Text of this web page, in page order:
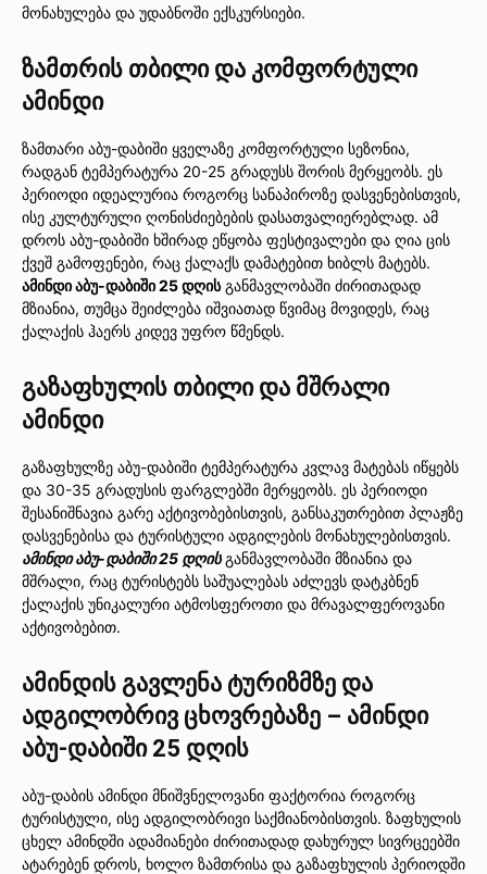
მონახულება და უდაბნოში ექსკურსიები.
ზამთრის თბილი და კომფორტული
ამინდი
ზამთარი აბუ-დაბიში ყველაზე კომფორტული სეზონია,
რადგან ტემპერატურა 20-25 გრადუსს შორის მერყეობს. ეს
პერიოდი იდეალურია როგორც სანაპიროზე დასვენებისთვის,
ისე კულტურული ღონისძიებების დასათვალიერებლად. ამ
დროს აბუ-დაბიში ხშირად ეწყობა ფესტივალები და ღია ცის
ქვეშ გამოფენები, რაც ქალაქს დამატებით ხიბლს მატებს.
ამინდი აბუ-დაბიში 25 დღისგანმავლობაში ძირითადად
მზიანია, თუმცა შეიძლება იშვიათად წვიმაც მოვიდეს, რაც
ქალაქის ჰაერს კიდევ უფრო წმენდს.
გაზაფხულის თბილი და მშრალი
ამინდი
გაზაფხულზე აბუ-დაბიში ტემპერატურა კვლავ მატებას იწყებს
და 30-35 გრადუსის ფარგლებში მერყეობს. ეს პერიოდი
შესანიშნავია გარე აქტივობებისთვის, განსაკუთრებით პლაჟზე
დასვენებისა და ტურისტული ადგილების მონახულებისთვის.
ამინდი აბუ-დაბიში 25 დღის განმავლობაში მზიანია და
მშრალი, რაც ტურისტებს საშუალებას აძლევს დატკბნენ
ქალაქის უნიკალური ატმოსფეროთი და მრავალფეროვანი
აქტივობებით.
ამინდის გავლენა ტურიზმზე და
ადგილობრივ ცხოვრებაზე – ამინდი
აბუ-დაბიში 25 დღის
აბუ-დაბის ამინდი მნიშვნელოვანი ფაქტორია როგორც
ტურისტული, ისე ადგილობრივი საქმიანობისთვის. ზაფხულის
ცხელ ამინდში ადამიანები ძირითადად დახურულ სივრცეებში
ატარებენ დროს, ხოლო ზამთრისა და გაზაფხულის პერიოდში